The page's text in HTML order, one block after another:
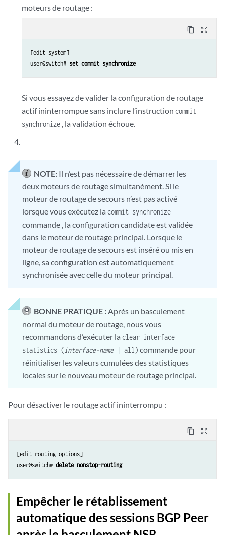
moteurs de routage :
content_copy zoom_out_map
[edit system]
user@switch# set commit synchronize
Si vous essayez de valider la configuration de routage
actif ininterrompue sans inclure l’instruction commit
synchronize , la validation échoue.
NOTE: Il n’est pas nécessaire de démarrer les
deux moteurs de routage simultanément. Si le
moteur de routage de secours n’est pas activé
lorsque vous exécutez la commit synchronize
commande , la configuration candidate est validée
dans le moteur de routage principal. Lorsque le
moteur de routage de secours est inséré ou mis en
ligne, sa configuration est automatiquement
synchronisée avec celle du moteur principal.
BONNE PRATIQUE : Après un basculement
normal du moteur de routage, nous vous
recommandons d’exécuter la clear interface
statistics ( interface-name| all) commande pour
réinitialiser les valeurs cumulées des statistiques
locales sur le nouveau moteur de routage principal.
Pour désactiver le routage actif ininterrompu :
content_copy zoom_out_map
[edit routing-options]
user@switch# delete nonstop-routing
Empêcher le rétablissement
automatique des sessions BGP Peer